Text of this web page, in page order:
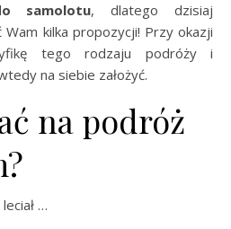
samolotu, dlatego dzisiaj
Wam kilka propozycji! Przy okazji
tego rodzaju podróży i
na siebie założyć.
na podróż
…